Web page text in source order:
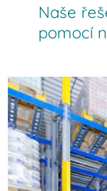
Naše
pomocí